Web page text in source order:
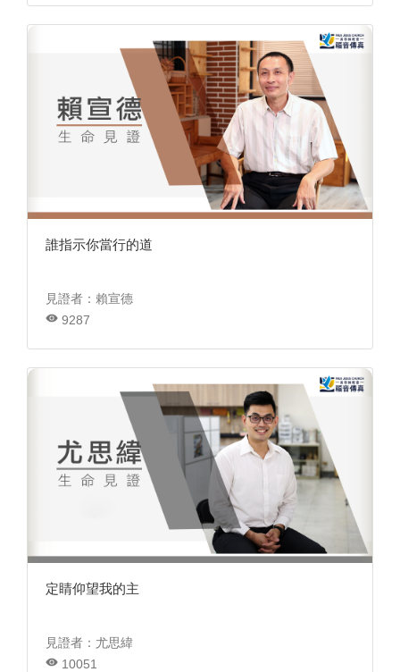
誰指示你當行的道
見證者：賴宣德
9287
定睛仰望我的主
見證者：尤思緯
10051